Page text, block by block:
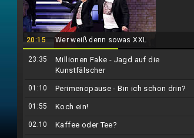
20:15 Wer weiß denn sowas XXL
23:35
Millionen Fake - Jagd auf die
Kunstfälscher
01:10 Perimenopause - Bin ich schon drin?
01:55 Koch ein!
02:10 Kaffee oder Tee?